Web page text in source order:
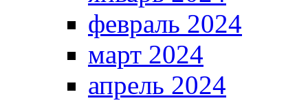
февраль 2024
март 2024
апрель 2024